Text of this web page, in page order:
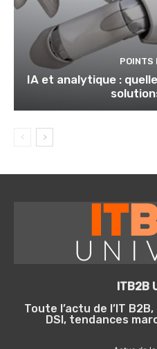
POINTS
IA et analytique :
ITB2B
Toute l’actu de l’IT
DSI, tendances